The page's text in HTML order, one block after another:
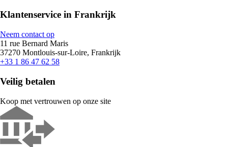
Klantenservice in Frankrijk
Neem contact op
11 rue Bernard Maris
37270 Montlouis-sur-Loire, Frankrijk
+33 1 86 47 62 58
Veilig betalen
Koop met vertrouwen op onze site